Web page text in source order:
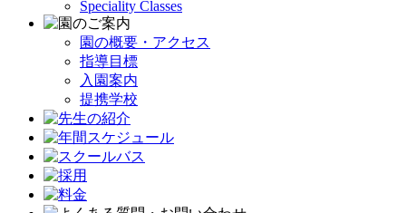
Speciality Classes
園の概要・アクセス
指導目標
入園案内
提携学校